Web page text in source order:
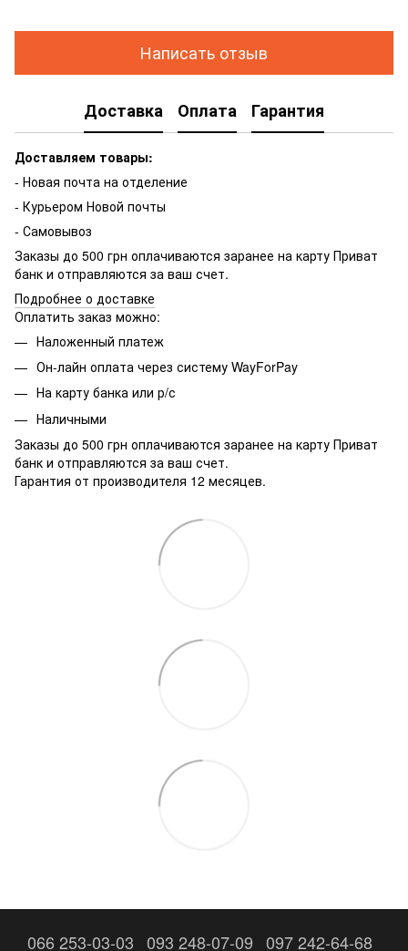
Написать отзыв
Доставка Оплата Гарантия
Доставляем товары:
- Новая почта на отделение
- Курьером Новой почты
- Самовывоз
Заказы до 500 грн оплачиваются заранее на карту Приват
банк и отправляются за ваш счет.
Подробнее о доставке
Оплатить заказ можно:
Наложенный платеж
Он-лайн оплата через систему WayForPay
На карту банка или р/с
Наличными
Заказы до 500 грн оплачиваются заранее на карту Приват
банк и отправляются за ваш счет.
Гарантия от производителя 12 месяцев.
066 253-03-03 093 248-07-09 097 242-64-68